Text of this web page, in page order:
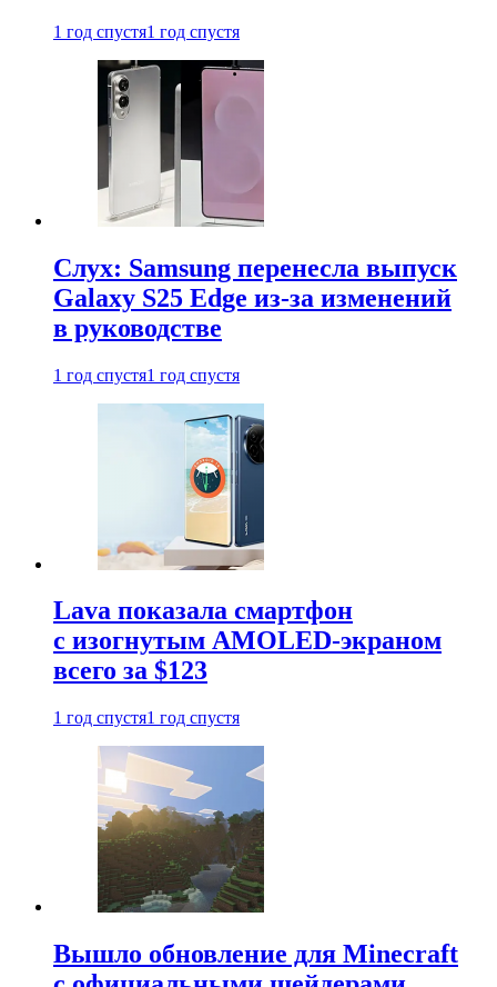
1 год спустя1 год спустя
Слух: Samsung перенесла выпуск
Galaxy S25 Edge из-за изменений
в руководстве
1 год спустя1 год спустя
Lava показала смартфон
с изогнутым AMOLED-экраном
всего за $123
1 год спустя1 год спустя
Вышло обновление для Minecraft